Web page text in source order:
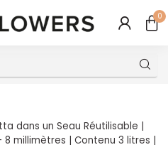
0
dans un Seau Réutilisable |
millimètres | Contenu 3 litres |